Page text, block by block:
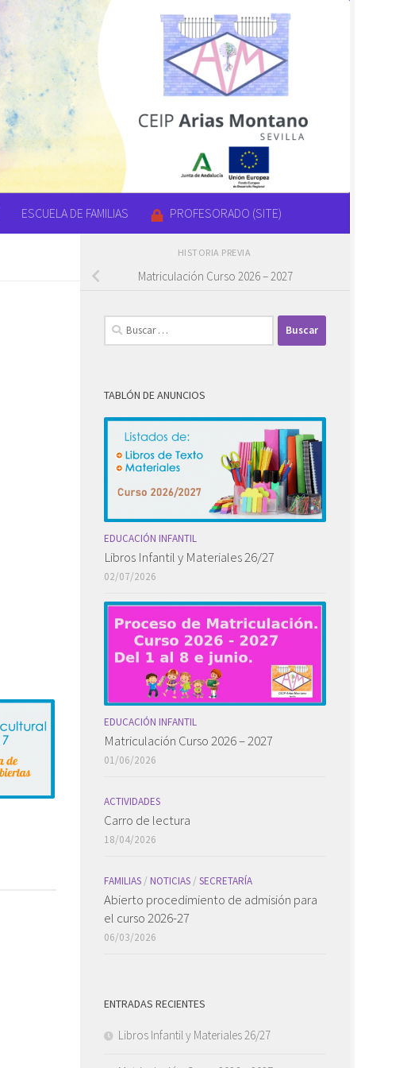
ESCUELA DE FAMILIAS PROFESORADO (SITE)
HISTORIA PREVIA
Matriculación Curso 2026 – 2027
Buscar:
TABLÓN DE ANUNCIOS
EDUCACIÓN INFANTIL
Libros Infantil y Materiales 26/27
02/07/2026
EDUCACIÓN INFANTIL
Matriculación Curso 2026 – 2027
01/06/2026
ACTIVIDADES
Carro de lectura
18/04/2026
FAMILIAS/ NOTICIAS/ SECRETARÍA
Abierto procedimiento de admisión para
el curso 2026-27
06/03/2026
ENTRADAS RECIENTES
Libros Infantil y Materiales 26/27